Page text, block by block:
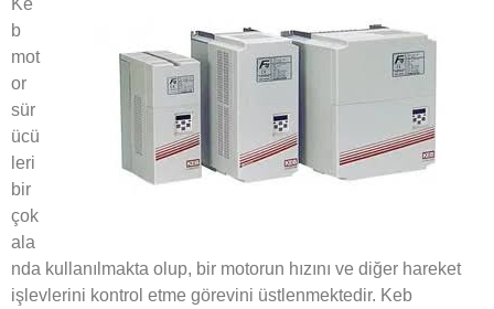
Ke
b
mot
or
sür
ücü
leri
bir
çok
ala
nda kullanılmakta olup, bir motorun hızını ve diğer hareket
işlevlerini kontrol etme görevini üstlenmektedir. Keb